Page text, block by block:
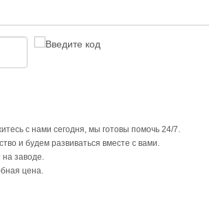
с нами сегодня, мы готовы помочь 24/7.
и будем развиваться вместе с вами.
заводе.
цена.